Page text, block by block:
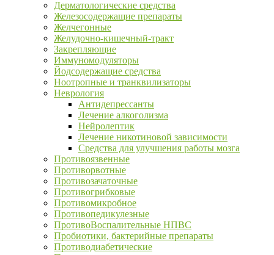
Дерматологические средства
Железосодержащие препараты
Желчегонные
Желудочно-кишечный-тракт
Закрепляющие
Иммуномодуляторы
Йодсодержащие средства
Ноотропные и транквилизаторы
Неврология
Антидепрессанты
Лечение алкоголизма
Нейролептик
Лечение никотиновой зависимости
Средства для улучшения работы мозга
Противоязвенные
Противорвотные
Противозачаточные
Противогрибковые
Противомикробное
Противопедикулезные
ПротивоВоспалительные НПВС
Пробиотики, бактерийные препараты
Противодиабетические